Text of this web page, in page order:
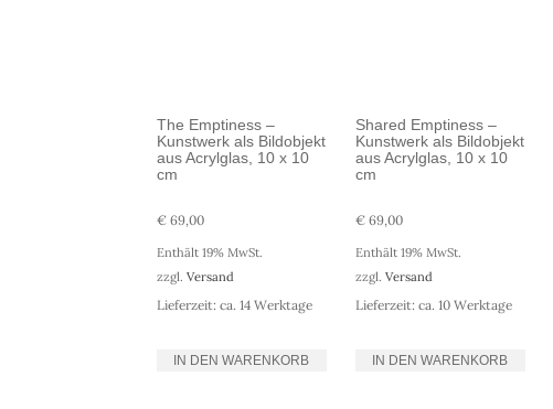
The Emptiness –
Kunstwerk als Bildobjekt
aus Acrylglas, 10 x 10
cm
€ 69,00
Enthält 19% MwSt.
zzgl. Versand
Lieferzeit: ca. 14 Werktage
IN DEN WARENKORB
Shared Emptiness –
Kunstwerk als Bildobjekt
aus Acrylglas, 10 x 10
cm
€ 69,00
Enthält 19% MwSt.
zzgl.Versand
Lieferzeit: ca. 10 Werktage
IN DEN WARENKORB